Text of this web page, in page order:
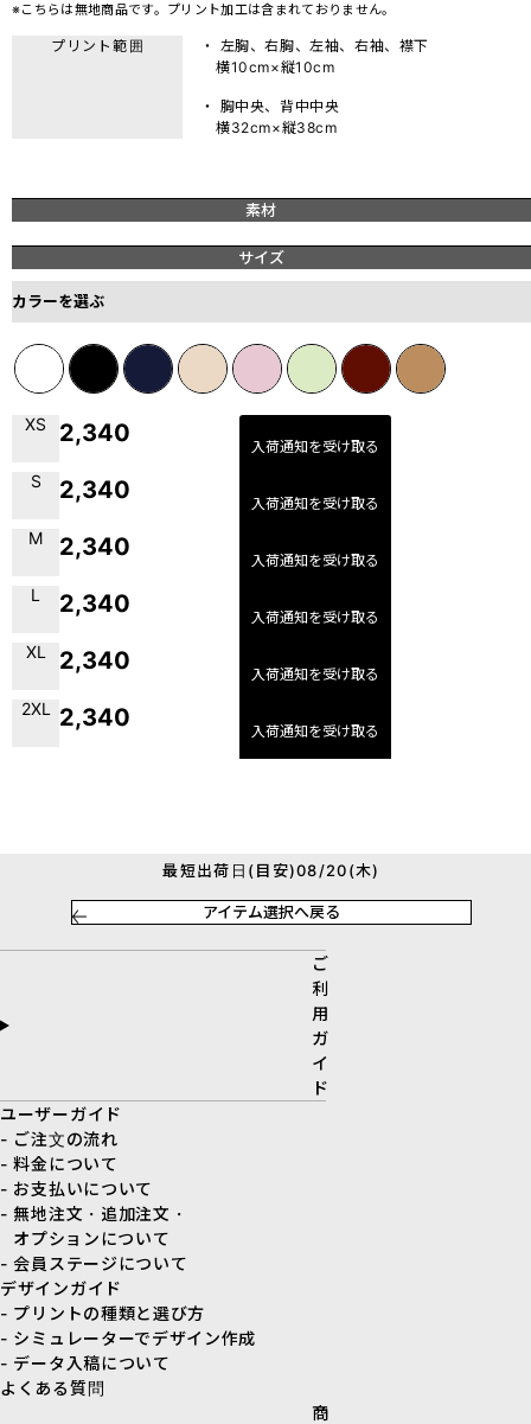
※こちらは無地商品です。プリント加工は含まれておりません。
プリント範囲
・ 左胸、右胸、左袖、右袖、襟下
横10cm×縦10cm
・ 胸中央、背中中央
横32cm×縦38cm
素材
サイズ
カラーを選ぶ
XS 2,340 入荷通知を受け取る
S 2,340 入荷通知を受け取る
M 2,340 入荷通知を受け取る
L 2,340 入荷通知を受け取る
XL 2,340 入荷通知を受け取る
2XL 2,340 入荷通知を受け取る
最短出荷日(目安)08/20(木)
アイテム選択へ戻る
ご
利
用
ガ
イ
ド
ユーザーガイド
- ご注文の流れ
- 料金について
- お支払いについて
- 無地注文・追加注文・
オプションについて
- 会員ステージについて
デザインガイド
- プリントの種類と選び方
- シミュレーターでデザイン作成
- データ入稿について
よくある質問
商